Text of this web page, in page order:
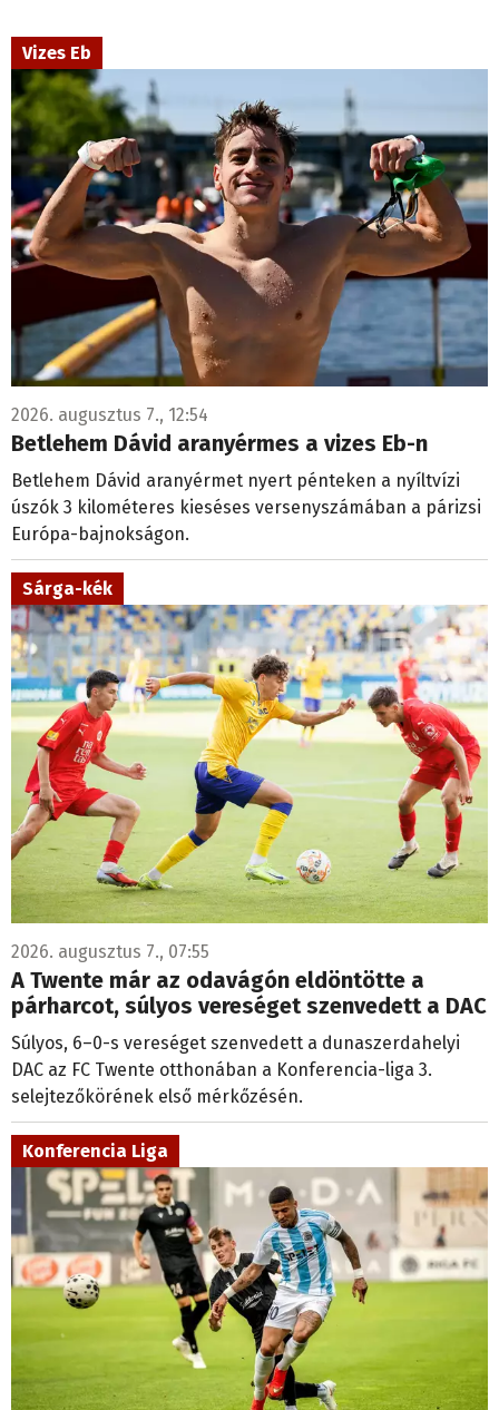
Vizes Eb
2026. augusztus 7., 12:54
Betlehem Dávid aranyérmes a vizes Eb-n
Betlehem Dávid aranyérmet nyert pénteken a nyíltvízi
úszók 3 kilométeres kieséses versenyszámában a párizsi
Európa-bajnokságon.
Sárga-kék
2026. augusztus 7., 07:55
A Twente már az odavágón eldöntötte a
párharcot, súlyos vereséget szenvedett a DAC
Súlyos, 6–0-s vereséget szenvedett a dunaszerdahelyi
DAC az FC Twente otthonában a Konferencia-liga 3.
selejtezőkörének első mérkőzésén.
Konferencia Liga